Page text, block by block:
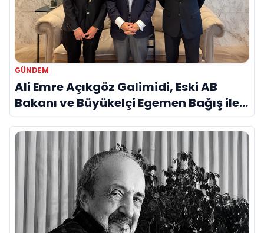
GÜNDEM
Ali Emre Açıkgöz Galimidi, Eski AB
Bakanı ve Büyükelçi Egemen Bağış ile
Bir Araya Geldi